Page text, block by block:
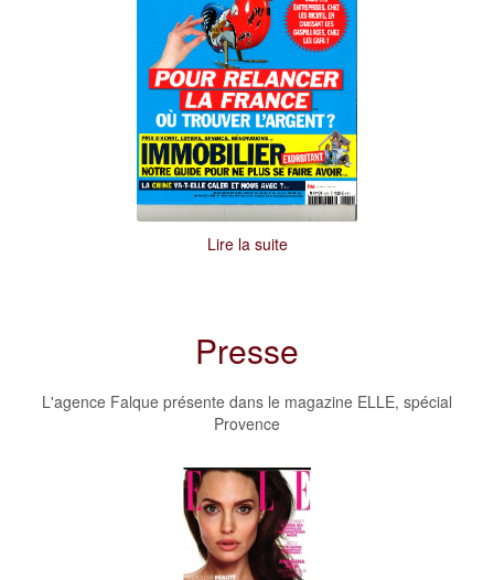
Lire la suite
Presse
L'agence Falque présente dans le magazine ELLE, spécial
Provence